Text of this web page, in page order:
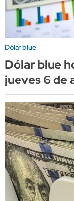
Dólar blue
Dólar blue
jueves 6 de